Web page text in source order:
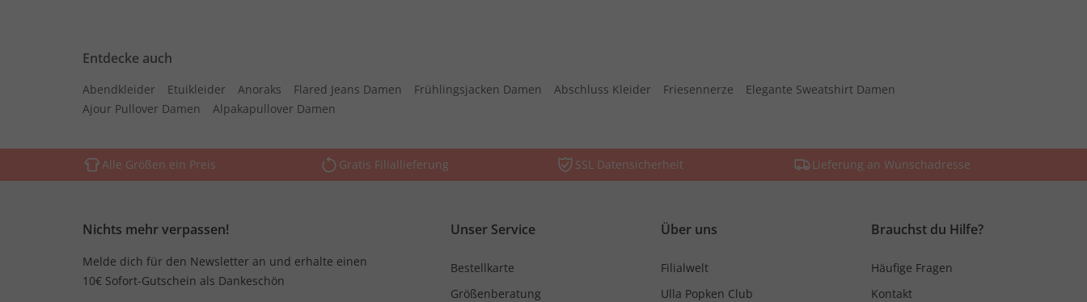
Entdecke auch
Abendkleider Etuikleider Anoraks Flared Jeans Damen Frühlingsjacken Damen Abschluss Kleider Friesennerze
Elegante Sweatshirt Damen
Ajour Pullover Damen
Alpakapullover Damen
Alle Größen ein Preis Gratis Filiallieferung SSL Datensicherheit Lieferung an Wunschadresse
Nichts mehr verpassen!
Melde dich für den Newsletter an und erhalte einen
10€ Sofort-Gutschein als Dankeschön
Unser Service
Bestellkarte
Größenberatung
Über uns
Filialwelt
Ulla Popken Club
Brauchst du Hilfe?
Häufige Fragen
Kontakt